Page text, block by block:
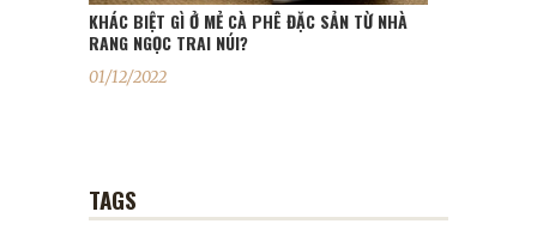
KHÁC BIỆT GÌ Ở MẺ CÀ PHÊ ĐẶC SẢN TỪ NHÀ
RANG NGỌC TRAI NÚI?
01/12/2022
TAGS